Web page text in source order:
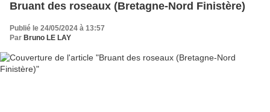
Bruant des roseaux (Bretagne-Nord Finistère)
Publié le 24/05/2024 à 13:57
Par Bruno LE LAY